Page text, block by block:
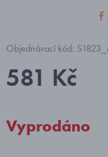
Objednávací kód:
581 Kč
Vyprodáno